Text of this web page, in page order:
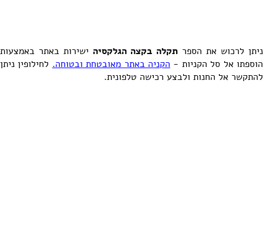
ניתן לרכוש את הספרתקלה בקצה הגלקסיה ישירות באתר באמצעות
הוספתו אל סל הקניות - הקניה באתר מאובטחת ובטוחה. לחילופין ניתן
להתקשר אל החנות ולבצע רכישה טלפונית.